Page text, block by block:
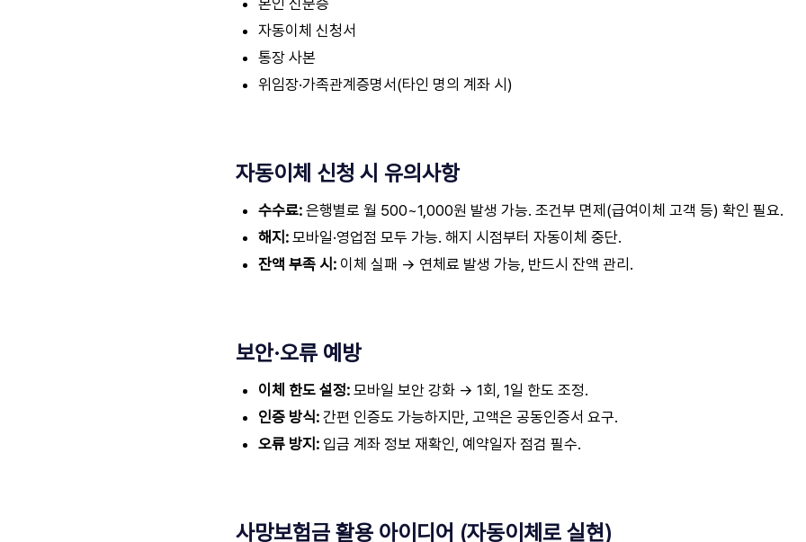
본인 신분증
자동이체 신청서
통장 사본
위임장·가족관계증명서(타인 명의 계좌 시)
자동이체 신청 시 유의사항
수수료: 은행별로 월 500~1,000원 발생 가능. 조건부 면제(급여이체 고객 등) 확인 필요.
해지: 모바일·영업점 모두 가능. 해지 시점부터 자동이체 중단.
잔액 부족 시: 이체 실패 → 연체료 발생 가능, 반드시 잔액 관리.
보안·오류 예방
이체 한도 설정: 모바일 보안 강화 → 1회, 1일 한도 조정.
인증 방식: 간편 인증도 가능하지만, 고액은 공동인증서 요구.
오류 방지: 입금 계좌 정보 재확인, 예약일자 점검 필수.
사망보험금 활용 아이디어 (자동이체로 실현)